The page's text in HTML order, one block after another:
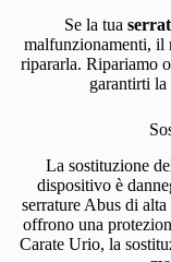
Se la tua
malfunzionamenti, il
ripararla. Ripariamo
garantirti la
La sostituzione
dispositivo è
serrature Abus di
offrono una
Carate Urio, la